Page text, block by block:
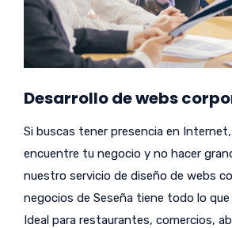
Desarrollo de webs
Si buscas tener presencia en
encuentre tu negocio y no hacer
nuestro servicio de diseño de webs
negocios de Seseña tiene todo lo
Ideal para restaurantes, comercios,